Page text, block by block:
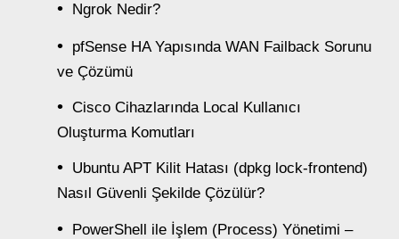
Ngrok Nedir?
pfSense HA Yapısında WAN Failback Sorunu
ve Çözümü
Cisco Cihazlarında Local Kullanıcı
Oluşturma Komutları
Ubuntu APT Kilit Hatası (dpkg lock-frontend)
Nasıl Güvenli Şekilde Çözülür?
PowerShell ile İşlem (Process) Yönetimi –